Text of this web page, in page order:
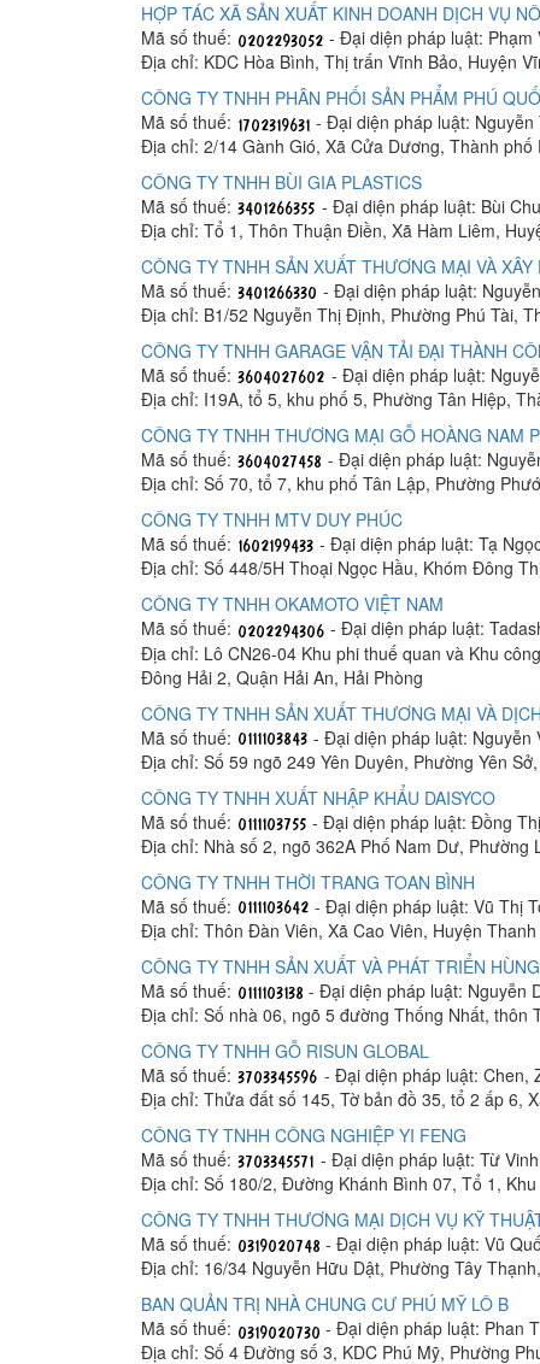
HỢP TÁC XÃ SẢN XUẤT KINH DOANH DỊCH VỤ
Mã số thuế:
- Đại diện pháp luật: Phạm
Địa chỉ: KDC Hòa Bình, Thị trấn Vĩnh Bảo, Huyện
CÔNG TY TNHH PHÂN PHỐI SẢN PHẨM PHÚ
Mã số thuế:
- Đại diện pháp luật:
Địa chỉ: 2/14 Gành Gió, Xã Cửa Dương, Thành phố
CÔNG TY TNHH BÙI GIA PLASTICS
Mã số thuế:
- Đại diện pháp luật: Bùi
Địa chỉ: Tổ 1, Thôn Thuận Điền, Xã Hàm Liêm,
CÔNG TY TNHH SẢN XUẤT THƯƠNG MẠI VÀ
Mã số thuế:
- Đại diện pháp luật:
Địa chỉ: B1/52 Nguyễn Thị Định, Phường Phú Tài,
CÔNG TY TNHH GARAGE VẬN TẢI ĐẠI THÀNH
Mã số thuế:
- Đại diện pháp luật:
Địa chỉ: I19A, tổ 5, khu phố 5, Phường Tân Hiệp,
CÔNG TY TNHH THƯƠNG MẠI GỖ HOÀNG NAM
Mã số thuế:
- Đại diện pháp luật:
Địa chỉ: Số 70, tổ 7, khu phố Tân Lập, Phường
CÔNG TY TNHH MTV DUY PHÚC
Mã số thuế:
- Đại diện pháp luật: Tạ
Địa chỉ: Số 448/5H Thoại Ngọc Hầu, Khóm Đông
CÔNG TY TNHH OKAMOTO VIỆT NAM
Mã số thuế:
- Đại diện pháp luật:
Địa chỉ: Lô CN26-04 Khu phi thuế quan và Khu
Đông Hải 2, Quận Hải An, Hải Phòng
CÔNG TY TNHH SẢN XUẤT THƯƠNG MẠI VÀ
Mã số thuế:
- Đại diện pháp luật: Nguyễn
Địa chỉ: Số 59 ngõ 249 Yên Duyên, Phường Yên
CÔNG TY TNHH XUẤT NHẬP KHẨU DAISYCO
Mã số thuế:
- Đại diện pháp luật: Đồng
Địa chỉ: Nhà số 2, ngõ 362A Phố Nam Dư, Phường
CÔNG TY TNHH THỜI TRANG TOAN BÌNH
Mã số thuế:
- Đại diện pháp luật: Vũ Thị
Địa chỉ: Thôn Đàn Viên, Xã Cao Viên, Huyện
CÔNG TY TNHH SẢN XUẤT VÀ PHÁT TRIỂN
Mã số thuế:
- Đại diện pháp luật: Nguyễn
Địa chỉ: Số nhà 06, ngõ 5 đường Thống Nhất, thôn
CÔNG TY TNHH GỖ RISUN GLOBAL
Mã số thuế:
- Đại diện pháp luật: Chen,
Địa chỉ: Thửa đất số 145, Tờ bản đồ 35, tổ 2 ấp 6,
CÔNG TY TNHH CÔNG NGHIỆP YI FENG
Mã số thuế:
- Đại diện pháp luật: Từ
Địa chỉ: Số 180/2, Đường Khánh Bình 07, Tổ 1,
CÔNG TY TNHH THƯƠNG MẠI DỊCH VỤ KỸ
Mã số thuế:
- Đại diện pháp luật: Vũ
Địa chỉ: 16/34 Nguyễn Hữu Dật, Phường Tây
BAN QUẢN TRỊ NHÀ CHUNG CƯ PHÚ MỸ LÔ B
Mã số thuế:
- Đại diện pháp luật: Phan
Địa chỉ: Số 4 Đường số 3, KDC Phú Mỹ, Phường